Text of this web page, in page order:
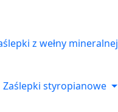
z wełny mineralnej
Zaślepki styropianowe